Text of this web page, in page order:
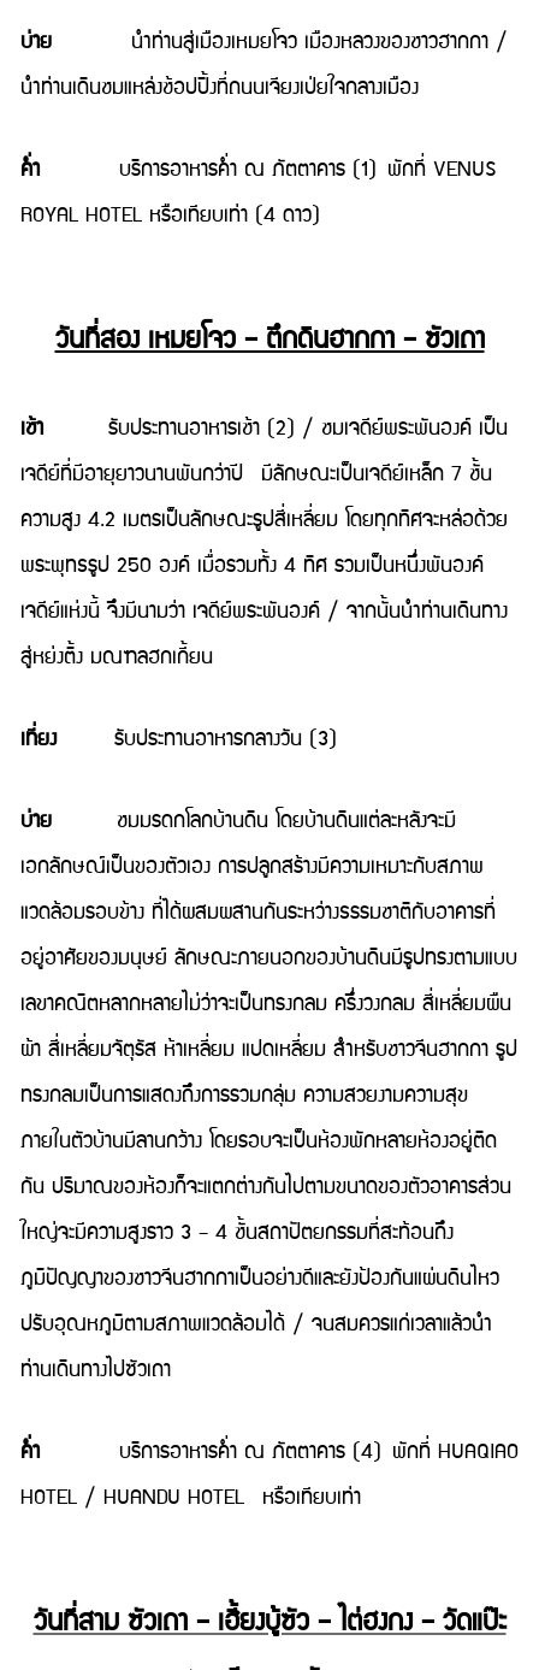
บ่าย
นำท่านสู่เมืองเหมยโจว เมืองหลวงของชาวฮากกา /
นำท่านเดินชมแหล่งช้อปปิ้งที่ถนนเจียงเป่ยใจกลางเมือง
ค่ำบริการอาหารค่ำ ณ ภัตตาคาร (1) พักที่ VENUS
ROYAL HOTEL หรือเทียบเท่า (4 ดาว)
วันที่สอง เหมยโจว – ตึกดินฮากกา – ซัวเถา
เช้า
รับประทานอาหารเช้า (2) / ชมเจดีย์พระพันองค์ เป็น
เจดีย์ที่มีอายุยาวนานพันกว่าปี มีลักษณะเป็นเจดีย์เหล็ก 7 ชั้น
ความสูง 4.2 เมตรเป็นลักษณะรูปสี่เหลี่ยม โดยทุกทิศจะหล่อด้วย
พระพุทธรูป 250 องค์ เมื่อรวมทั้ง 4 ทิศ รวมเป็นหนึ่งพันองค์
เจดีย์แห่งนี้ จึงมีนามว่า เจดีย์พระพันองค์ / จากนั้นนำท่านเดินทาง
สู่หย่งติ้ง มณฑลฮกเกี้ยน
เที่ยง รับประทานอาหารกลางวัน (3)
บ่าย
ชมมรดกโลกบ้านดิน โดยบ้านดินแต่ละหลังจะมี
เอกลักษณ์เป็นของตัวเอง การปลูกสร้างมีความเหมาะกับสภาพ
แวดล้อมรอบข้าง ที่ได้ผสมผสานกันระหว่างธรรมชาติกับอาคารที่
อยู่อาศัยของมนุษย์ ลักษณะภายนอกของบ้านดินมีรูปทรงตามแบบ
เลขาคณิตหลากหลายไม่ว่าจะเป็นทรงกลม ครึ่งวงกลม สี่เหลี่ยมผืน
ผ้า สี่เหลี่ยมจัตุรัส ห้าเหลี่ยม แปดเหลี่ยม สำหรับชาวจีนฮากกา รูป
ทรงกลมเป็นการแสดงถึงการรวมกลุ่ม ความสวยงามความสุข
ภายในตัวบ้านมีลานกว้าง โดยรอบจะเป็นห้องพักหลายห้องอยู่ติด
กัน ปริมาณของห้องก็จะแตกต่างกันไปตามขนาดของตัวอาคารส่วน
ใหญ่จะมีความสูงราว 3 – 4 ชั้นสถาปัตยกรรมที่สะท้อนถึง
ภูมิปัญญาของชาวจีนฮากกาเป็นอย่างดีและยังป้องกันแผ่นดินไหว
ปรับอุณหภูมิตามสภาพแวดล้อมได้ / จนสมควรแก่เวลาแล้วนำ
ท่านเดินทางไปซัวเถา
ค่ำบริการอาหารค่ำ ณ ภัตตาคาร (4) พักที่ HUAQIAO
HOTEL / HUANDU HOTEL หรือเทียบเท่า
วันที่สาม ซัวเถา – เฮี้ยงบู้ซัว – ไต่ฮงกง – วัดแป๊ะ